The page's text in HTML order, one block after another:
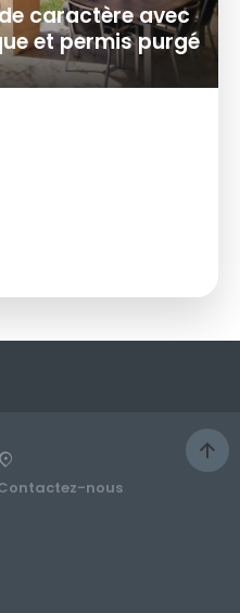
caractère avec
et permis purgé
nous